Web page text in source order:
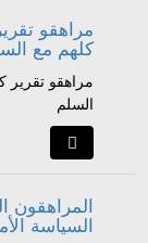
مراهقو
كلهم مع
مراهقو تقرير
السلم
المراهقون
السياسة